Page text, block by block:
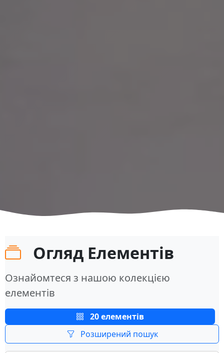
Огляд Елементів
Ознайомтеся з нашою колекцією
елементів
20 елементів
Розширений пошук